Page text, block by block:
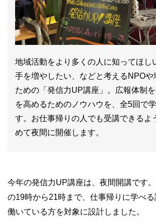
地域活動をより多くの人に知ってほし
手を増やしたい、などと考えるNPO
ための「発信力UP講座」。広報体制
を高めるためのノウハウを、全5回で
す。お仕事帰りの人でも受講できるよ
めて夜間に開催します。
今年の発信力UP講座は、夜間開講です
の19時から21時まで、仕事帰りに学べ
働いている方を対象に設計しました。